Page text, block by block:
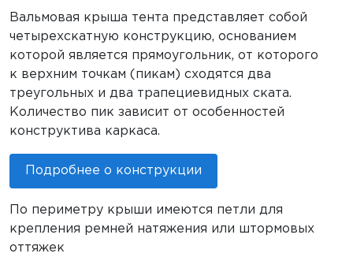
Вальмовая крыша тента представляет собой
четырехскатную конструкцию, основанием
которой является прямоугольник, от которого
к верхним точкам (пикам) сходятся два
треугольных и два трапециевидных ската.
Количество пик зависит от особенностей
конструктива каркаса.
Подробнее о конструкции
По периметру крыши имеются петли для
крепления ремней натяжения или штормовых
оттяжек